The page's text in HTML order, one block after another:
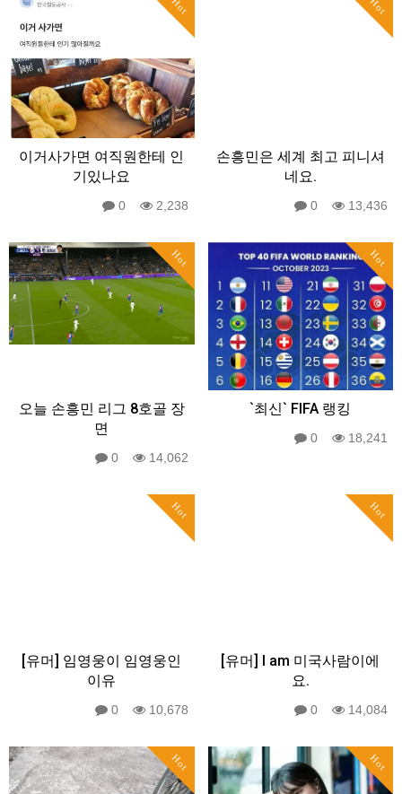
Hot
이거사가면 여직원한테 인
기있나요
0 2,238
Hot
손흥민은 세계 최고 피니셔
네요.
0 13,436
Hot
오늘 손흥민 리그 8호골 장
면
0 14,062
Hot
`최신` FIFA 랭킹
0 18,241
Hot
[유머] 임영웅이 임영웅인
이유
0 10,678
Hot
[유머] I am 미국사람이에
요.
0 14,084
Hot Hot